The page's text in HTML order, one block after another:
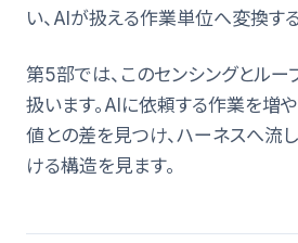
い、AIが扱える作業単位へ変換する
第5部では、このセンシングとルー
扱います。AIに依頼する作業を増
値との差を見つけ、ハーネスへ流
ける構造を見ます。